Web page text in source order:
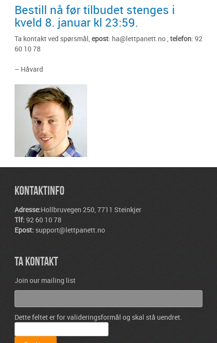
Bestill nå før tilbudet stenges i
kveld 8. januar kl 23:59.
Ta kontakt ved spørsmål,epost: ha@lettpanett.no,telefon: 92
60 10 78
– Håvard
KONTAKTINFO
Adresse:Hollbruvegen 250, 7711 Steinkjer
Tlf: 92 60 10 78
Epost: support@lettpanett.no
TA KONTAKT
Join our mailing list
Dette feltet er for valideringsformål og skal stå uendret.